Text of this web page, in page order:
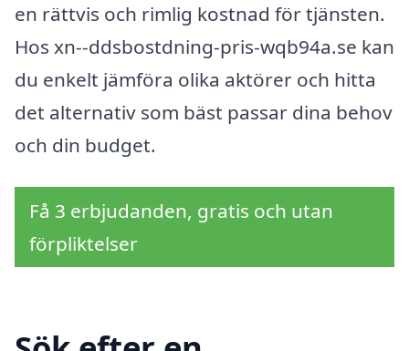
en rättvis och rimlig kostnad för tjänsten.
Hos xn--ddsbostdning-pris-wqb94a.se kan
du enkelt jämföra olika aktörer och hitta
det alternativ som bäst passar dina behov
och din budget.
Få 3 erbjudanden, gratis och utan
förpliktelser